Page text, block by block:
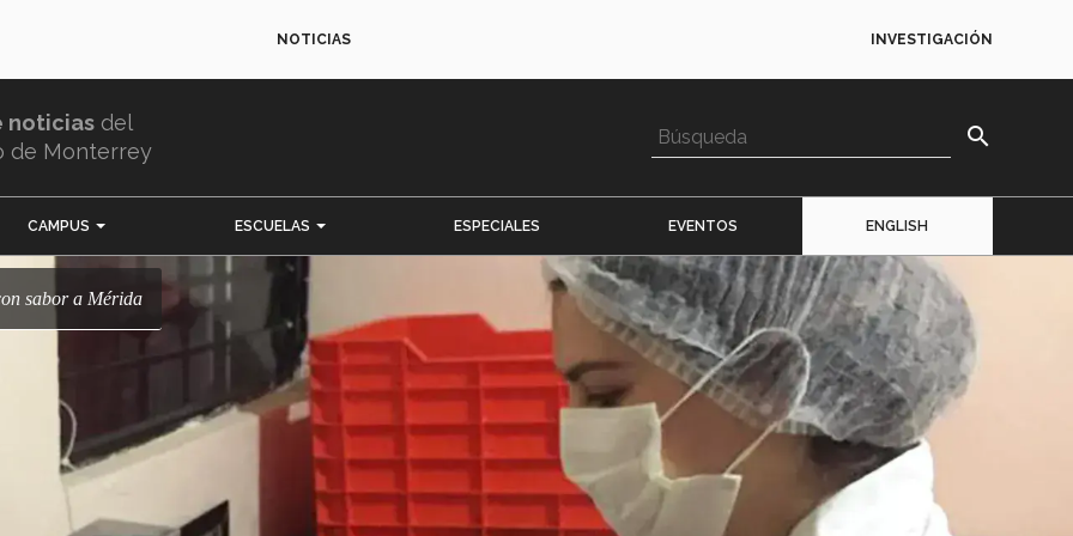
NOTICIAS INVESTIGACIÓN
noticias del
de Monterrey
search
CAMPUS ESCUELAS ESPECIALES EVENTOS ENGLISH
sabor a Mérida